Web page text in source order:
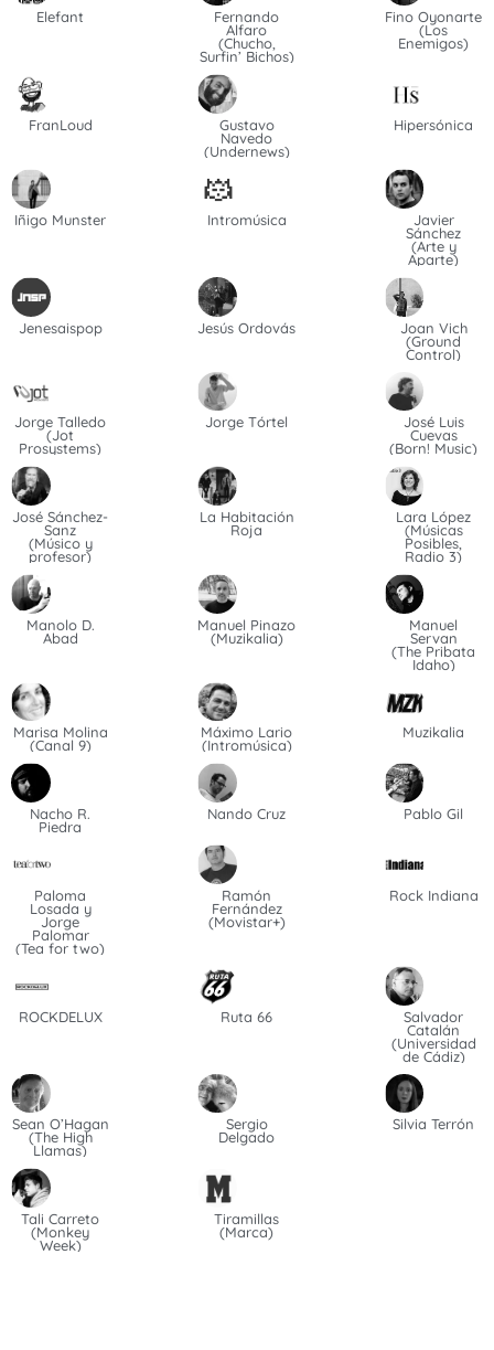
Elefant Fernando
Alfaro
(Chucho,
Surfin’ Bichos)
Fino Oyonarte
(Los
Enemigos)
FranLoud Gustavo
Navedo
(Undernews)
Hipersónica
Iñigo Munster Intromúsica Javier
Sánchez
(Arte y
Aparte)
Jenesaispop Jesús Ordovás Joan Vich
(Ground
Control)
Jorge Talledo
(Jot
Prosystems)
Jorge Tórtel José Luis
Cuevas
(Born! Music)
José Sánchez-
Sanz
(Músico y
profesor)
La Habitación
Roja
Lara López
(Músicas
Posibles,
Radio 3)
Manolo D.
Abad
Manuel Pinazo
(Muzikalia)
Manuel
Servan
(The Pribata
Idaho)
Marisa Molina
(Canal 9)
Máximo Lario
(Intromúsica)
Muzikalia
Nacho R.
Piedra
Nando Cruz Pablo Gil
Paloma
Losada y
Jorge
Palomar
(Tea for two)
Ramón
Fernández
(Movistar+)
Rock Indiana
ROCKDELUX Ruta 66 Salvador
Catalán
(Universidad
de Cádiz)
Sean O’Hagan
(The High
Llamas)
Sergio
Delgado
Silvia Terrón
Tali Carreto
(Monkey
Week)
Tiramillas
(Marca)